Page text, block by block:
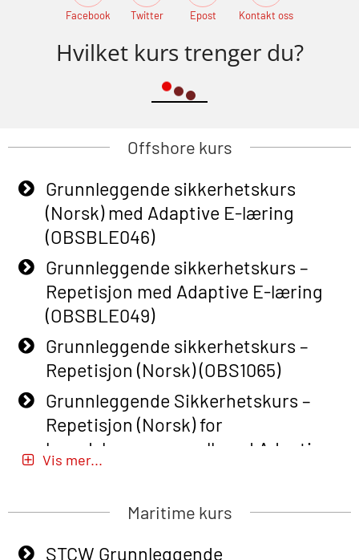
Facebook Twitter Epost Kontakt oss
Hvilket kurs trenger du?
Offshore kurs
Grunnleggende sikkerhetskurs
(Norsk) med Adaptive E-læring
(OBSBLE046)
Grunnleggende sikkerhetskurs –
Repetisjon med Adaptive E-læring
(OBSBLE049)
Grunnleggende sikkerhetskurs –
Repetisjon (Norsk) (OBS1065)
Grunnleggende Sikkerhetskurs –
Repetisjon (Norsk) for
beredskapspersonell med Adaptive
E-læring (OBSBLE051)
Basic Safety Training (English) – with
Vis mer...
Maritime kurs
STCW Grunnleggende